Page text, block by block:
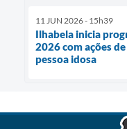
11 JUN 2026 - 15h39
Ilhabela inicia
2026 com ações
pessoa idosa